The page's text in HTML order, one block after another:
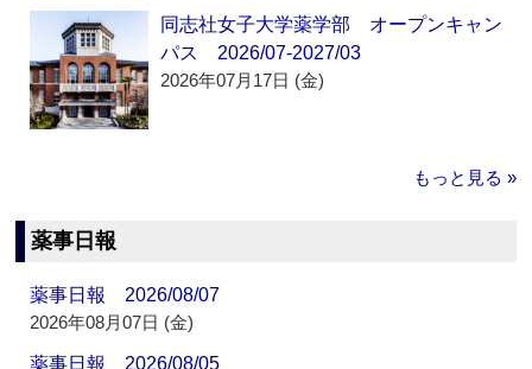
同志社女子大学薬学部 オープンキャン
パス 2026/07-2027/03
2026年07月17日 (金)
もっと見る »
薬事日報
薬事日報 2026/08/07
2026年08月07日 (金)
薬事日報 2026/08/05